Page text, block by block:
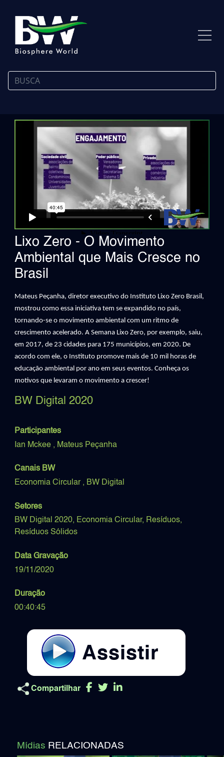
Lixo Zero - O Movimento
Ambiental que Mais Cresce no
Brasil
Mateus Peçanha, diretor executivo do Instituto Lixo Zero Brasil,
mostrou como essa iniciativa tem se expandido no país,
tornando-se o movimento ambiental com um ritmo de
crescimento acelerado. A Semana Lixo Zero, por exemplo, saiu,
em 2017, de 23 cidades para 175 municípios, em 2020. De
acordo com ele, o Instituto promove mais de 10 mil horas de
educação ambiental por ano em seus eventos. Conheça os
motivos que levaram o movimento a crescer!
BW Digital 2020
Participantes
Ian Mckee , Mateus Peçanha
Canais BW
Economia Circular , BW Digital
Setores
BW Digital 2020, Economia Circular, Resíduos,
Resíduos Sólidos
Data Gravação
19/11/2020
Duração
00:40:45
Compartilhar
Mídias RELACIONADAS